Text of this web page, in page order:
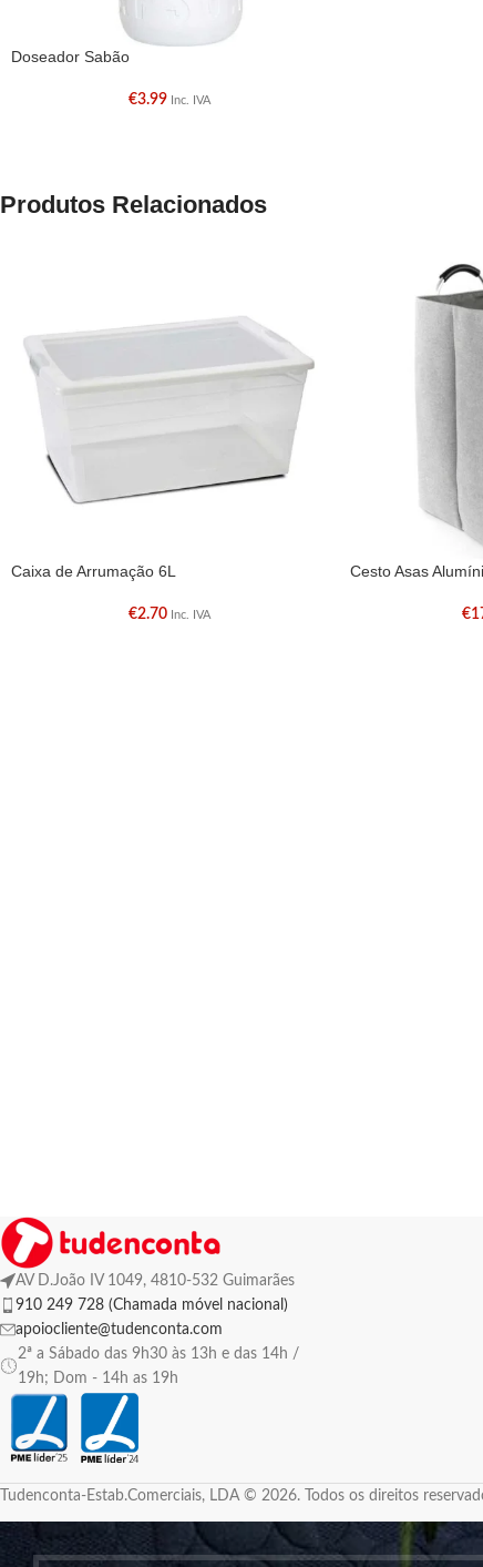
Doseador Sabão
€3.99 Inc. IVA
Produtos Relacionados
Caixa de Arrumação 6L
€2.70 Inc. IVA
Cesto Asas
€
AV D.João IV 1049, 4810-532 Guimarães
910 249 728 (Chamada móvel nacional)
apoiocliente@tudenconta.com
2ª a Sábado das 9h30 às 13h e das 14h /
19h; Dom - 14h as 19h
Tudenconta-Estab.Comerciais, LDA © 2026. Todos os direitos